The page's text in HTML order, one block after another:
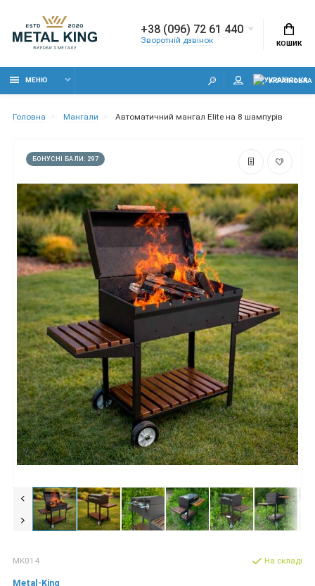
+38 (096) 72 61 440
Зворотній дзвінок КОШИК
МЕНЮ УКРАЇНСЬКА
Головна Мангали Автоматичний мангал Elite на 8 шампурів
БОНУСНІ БАЛИ: 297
MK014
Metal-King
На складі